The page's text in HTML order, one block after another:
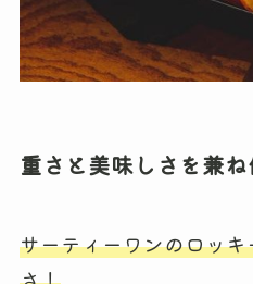
重さと美味しさを兼
サーティーワンのロッ